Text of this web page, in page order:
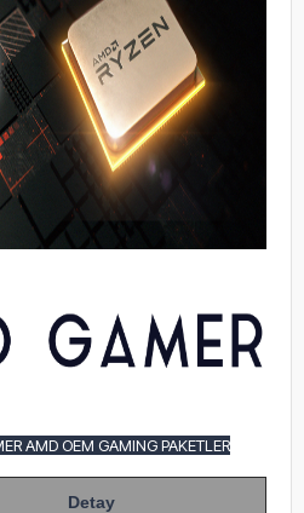
AMD OEM GAMING PAKETLER
Detay